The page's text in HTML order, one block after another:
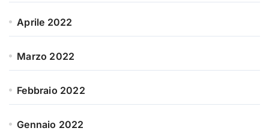
Aprile 2022
Marzo 2022
Febbraio 2022
Gennaio 2022